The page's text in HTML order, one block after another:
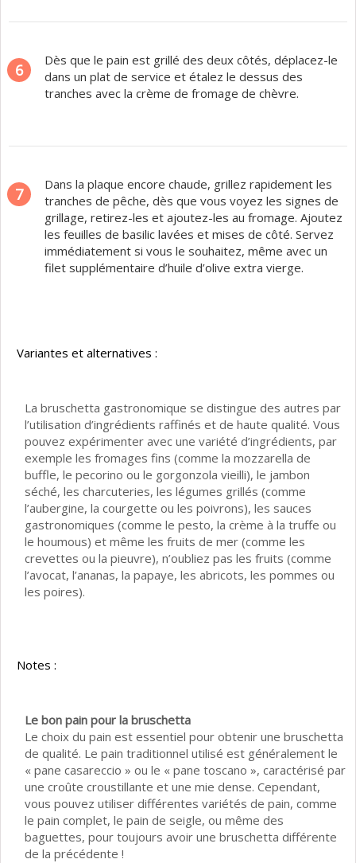
6
Dès que le pain est grillé des deux côtés, déplacez-le
dans un plat de service et étalez le dessus des
tranches avec la crème de fromage de chèvre.
7
Dans la plaque encore chaude, grillez rapidement les
tranches de pêche, dès que vous voyez les signes de
grillage, retirez-les et ajoutez-les au fromage. Ajoutez
les feuilles de basilic lavées et mises de côté. Servez
immédiatement si vous le souhaitez, même avec un
filet supplémentaire d’huile d’olive extra vierge.
Variantes et alternatives :
La bruschetta gastronomique se distingue des autres par
l’utilisation d’ingrédients raffinés et de haute qualité. Vous
pouvez expérimenter avec une variété d’ingrédients, par
exemple les fromages fins (comme la mozzarella de
buffle, le pecorino ou le gorgonzola vieilli), le jambon
séché, les charcuteries, les légumes grillés (comme
l’aubergine, la courgette ou les poivrons), les sauces
gastronomiques (comme le pesto, la crème à la truffe ou
le houmous) et même les fruits de mer (comme les
crevettes ou la pieuvre), n’oubliez pas les fruits (comme
l’avocat, l’ananas, la papaye, les abricots, les pommes ou
les poires).
Notes :
Le bon pain pour la bruschetta
Le choix du pain est essentiel pour obtenir une bruschetta
de qualité. Le pain traditionnel utilisé est généralement le
« pane casareccio » ou le « pane toscano », caractérisé par
une croûte croustillante et une mie dense. Cependant,
vous pouvez utiliser différentes variétés de pain, comme
le pain complet, le pain de seigle, ou même des
baguettes, pour toujours avoir une bruschetta différente
de la précédente !